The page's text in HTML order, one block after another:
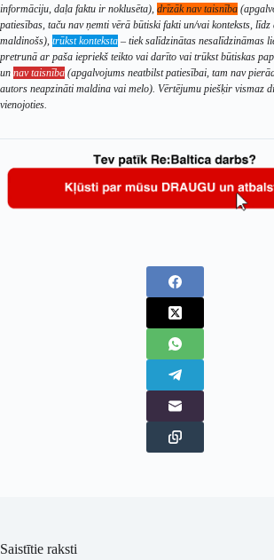
informāciju, daļa faktu ir noklusēta), drīzāk nav taisnība
patiesības, taču nav ņemti vērā būtiski fakti un/vai konteksts,
maldinošs), trūkst konteksta – tiek salīdzinātas nesalīdzināmas
pretrunā ar paša iepriekš teikto vai darīto vai trūkst būtiskas
un nav taisnība (apgalvojums neatbilst patiesībai, tam nav
autors neapzināti maldina vai melo). Vērtējumu piešķir vismaz
vienojoties.
Saistītie raksti